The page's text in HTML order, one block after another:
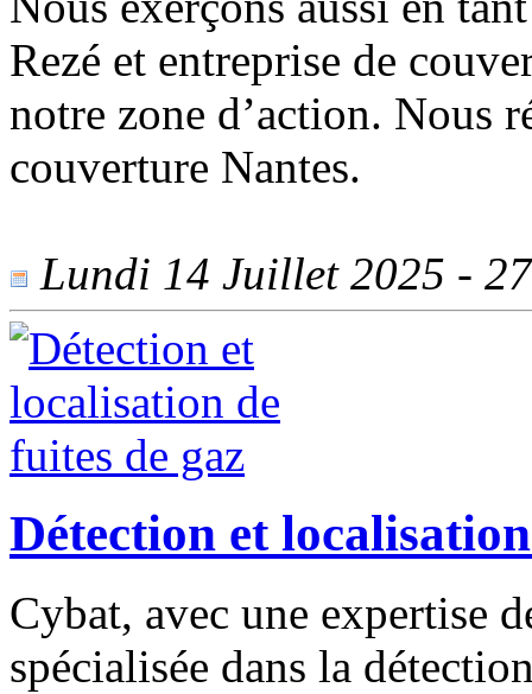
Rezé et entreprise de
notre zone d’action. Nous
couverture Nantes.
Lundi 14 Juillet 2025 -
Détection et
Cybat, avec une expertise
spécialisée dans la